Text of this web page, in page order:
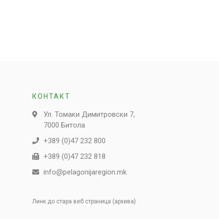
КОНТАКТ
Ул. Томаки Димитровски 7,
7000 Битола
+389 (0)47 232 800
+389 (0)47 232 818
info@pelagonijaregion.mk
Линк до стара веб страница (архива)